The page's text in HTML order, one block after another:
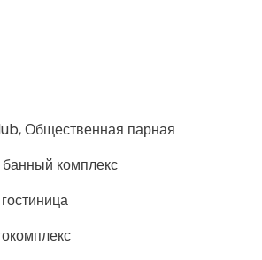
Общественная парная
комплекс